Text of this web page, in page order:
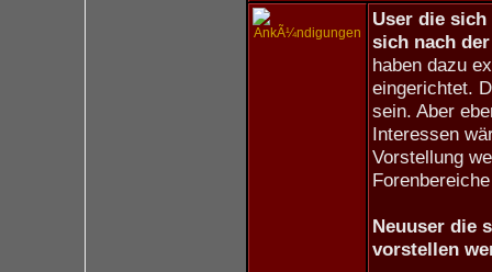
User die
sich nach
haben dazu
eingerichtet.
sein. Aber
Interessen
Vorstellung
Neuuser die
vorstellen